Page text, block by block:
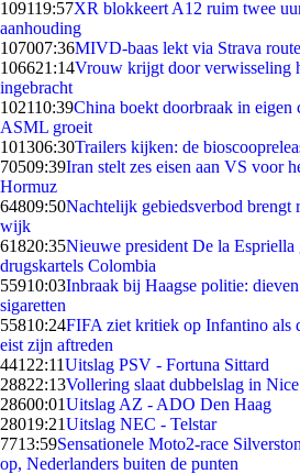
109119:57XR blokkeert A12 ruim twee
aanhouding
107007:36MIVD-baas lekt via Strava
106621:14Vrouw krijgt door verwisseling
ingebracht
102110:39China boekt doorbraak in eigen
ASML groeit
101306:30Trailers kijken: de
70509:39Iran stelt zes eisen aan VS voor
Hormuz
64809:50Nachtelijk gebiedsverbod brengt
wijk
61820:35Nieuwe president De la Espriella
drugskartels Colombia
55910:03Inbraak bij Haagse politie:
sigaretten
55810:24FIFA ziet kritiek op Infantino als
eist zijn aftreden
441 22:11Uitslag PSV - Fortuna Sittard
28822:13Vollering slaat dubbelslag in
28600:01Uitslag AZ - ADO Den Haag
28019:21Uitslag NEC - Telstar
7713:59Sensationele Moto2-race
op, Nederlanders buiten de punten